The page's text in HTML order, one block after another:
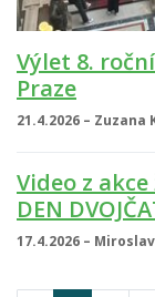
Výlet 8.
Praze
21.4.2026 – Zuzana
Video z
DEN
17.4.2026 –